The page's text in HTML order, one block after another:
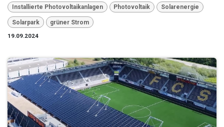
Installierte Photovoltaikanlagen Photovoltaik Solarenergie
Solarpark
grüner Strom
19.09.2024